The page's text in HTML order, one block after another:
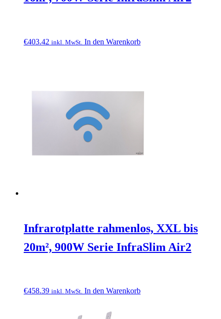
€403.42 inkl. MwSt. In den Warenkorb
Infrarotplatte rahmenlos, XXL bis
20m², 900W Serie InfraSlim Air2
€458.39 inkl. MwSt. In den Warenkorb